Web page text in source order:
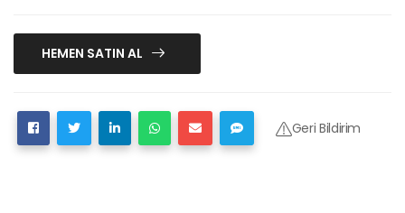
HEMEN SATIN AL
Geri Bildirim